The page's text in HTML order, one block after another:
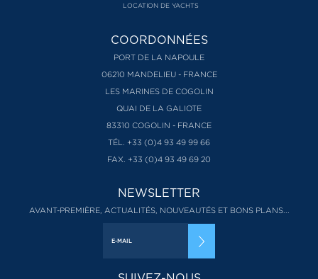
LOCATION DE YACHTS
COORDONNÉES
PORT DE LA NAPOULE
06210 MANDELIEU - FRANCE
LES MARINES DE COGOLIN
QUAI DE LA GALIOTE
83310 COGOLIN - FRANCE
TÉL. +33 (0)4 93 49 99 66
FAX. +33 (0)4 93 49 69 20
NEWSLETTER
AVANT-PREMIÈRE, ACTUALITÉS, NOUVEAUTÉS ET BONS PLANS...